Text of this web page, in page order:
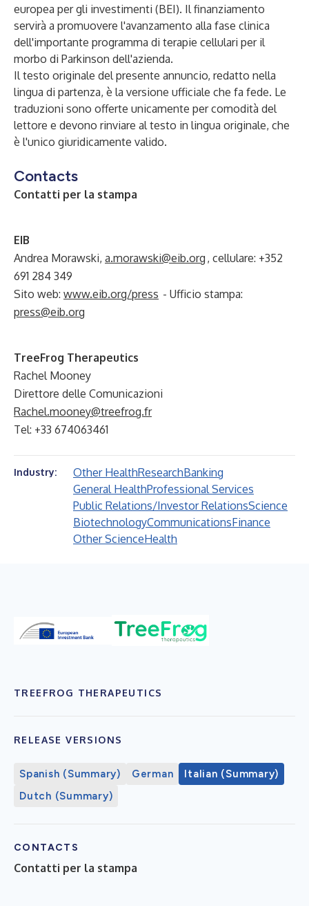
europea per gli investimenti (BEI). Il finanziamento
servirà a promuovere l'avanzamento alla fase clinica
dell'importante programma di terapie cellulari per il
morbo di Parkinson dell'azienda.
Il testo originale del presente annuncio, redatto nella
lingua di partenza, è la versione ufficiale che fa fede. Le
traduzioni sono offerte unicamente per comodità del
lettore e devono rinviare al testo in lingua originale, che
è l'unico giuridicamente valido.
Contacts
Contatti per la stampa
EIB
Andrea Morawski, a.morawski@eib.org , cellulare: +352
691 284 349
Sito web: www.eib.org/press - Ufficio stampa:
press@eib.org
TreeFrog Therapeutics
Rachel Mooney
Direttore delle Comunicazioni
Rachel.mooney@treefrog.fr
Tel: +33 674063461
Industry: Other HealthResearchBanking
General HealthProfessional Services
Public Relations/Investor RelationsScience
BiotechnologyCommunicationsFinance
Other ScienceHealth
TREEFROG THERAPEUTICS
RELEASE VERSIONS
Spanish (Summary) German
Italian (Summary)
Dutch (Summary)
CONTACTS
Contatti per la stampa